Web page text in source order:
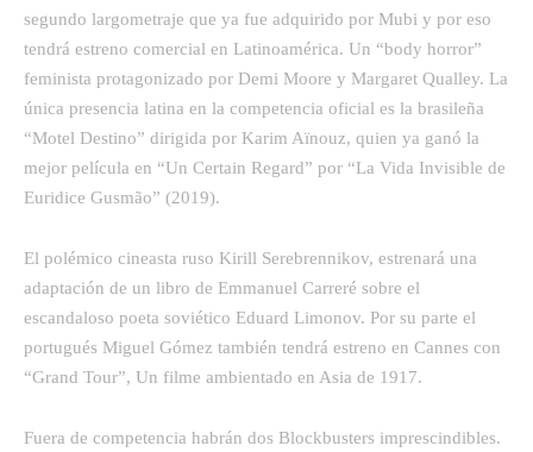
segundo largometraje que ya fue adquirido por Mubi y por eso
tendrá estreno comercial en Latinoamérica. Un “body horror”
feminista protagonizado por Demi Moore y Margaret Qualley. La
única presencia latina en la competencia oficial es la brasileña
“Motel Destino” dirigida por Karim Aïnouz, quien ya ganó la
mejor película en “Un Certain Regard” por “La Vida Invisible de
Euridice Gusmão” (2019).
El polémico cineasta ruso Kirill Serebrennikov, estrenará una
adaptación de un libro de Emmanuel Carreré sobre el
escandaloso poeta soviético Eduard Limonov. Por su parte el
portugués Miguel Gómez también tendrá estreno en Cannes con
“Grand Tour”, Un filme ambientado en Asia de 1917.
Fuera de competencia habrán dos Blockbusters imprescindibles.